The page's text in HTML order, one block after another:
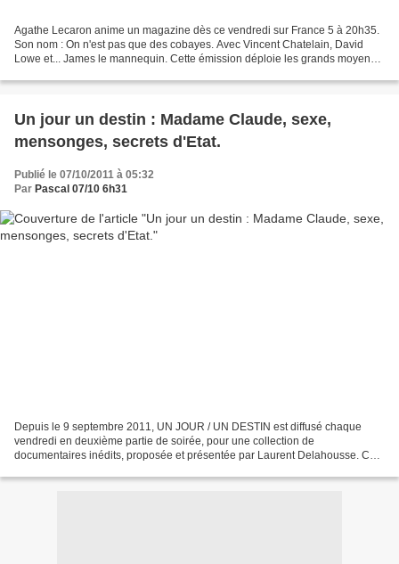
Agathe Lecaron anime un magazine dès ce vendredi sur France 5 à 20h35.
Son nom : On n'est pas que des cobayes. Avec Vincent Chatelain, David
Lowe et... James le mannequin. Cette émission déploie les grands moyens
Un jour un destin : Madame Claude, sexe,
mensonges, secrets d'Etat.
Publié le 07/10/2011 à 05:32
Par Pascal 07/10 6h31
Depuis le 9 septembre 2011, UN JOUR / UN DESTIN est diffusé chaque
vendredi en deuxième partie de soirée, pour une collection de
documentaires inédits, proposée et présentée par Laurent Delahousse. Ce